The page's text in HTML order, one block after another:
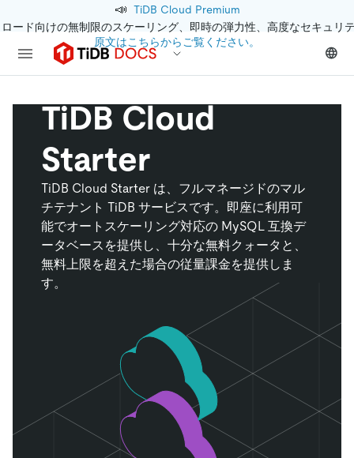
📣 TiDB Cloud Premium
ード向けの無制限のスケーリング、即時の弾力性、高度なセキュリ
原文はこちらからご覧ください。
TiDB Cloud
Starter
TiDB Cloud Starter は、フルマネージドのマル
チテナント TiDB サービスです。即座に利用可
能でオートスケーリング対応の MySQL 互換デ
ータベースを提供し、十分な無料クォータと、
無料上限を超えた場合の従量課金を提供しま
す。